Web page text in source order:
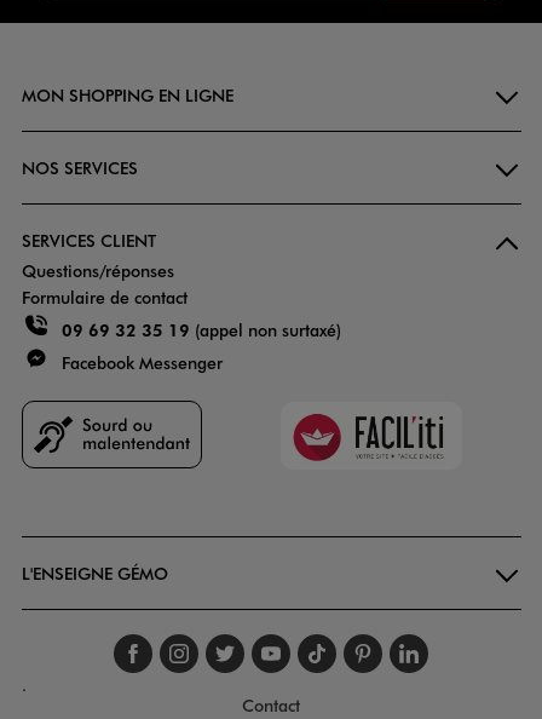
MON SHOPPING EN LIGNE
NOS SERVICES
SERVICES CLIENT
Questions/réponses
Formulaire de contact
09 69 32 35 19 (appel non surtaxé)
Facebook Messenger
Faciliti
L'ENSEIGNE GÉMO
Suivez-nous sur
Suivez-nous sur
Suivez-nous sur
Suivez-nous
Suivez-nous
Suivez-
.
Contact